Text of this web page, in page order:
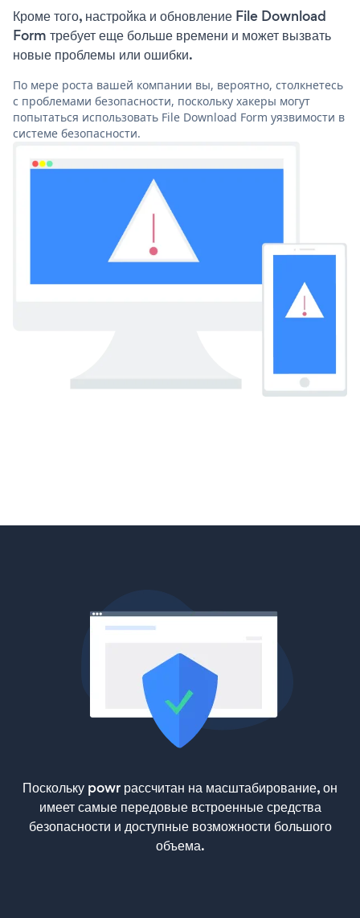
Кроме того, настройка и обновление File Download
Form требует еще больше времени и может вызвать
новые проблемы или ошибки.
По мере роста вашей компании вы, вероятно, столкнетесь
с проблемами безопасности, поскольку хакеры могут
попытаться использовать File Download Form уязвимости в
системе безопасности.
Поскольку powr рассчитан на масштабирование, он
имеет самые передовые встроенные средства
безопасности и доступные возможности большого
объема.